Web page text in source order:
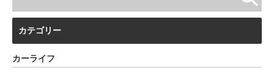
カテゴリー
カーライフ